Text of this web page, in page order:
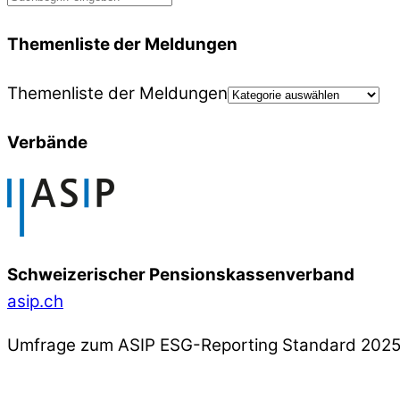
Themenliste der Meldungen
Themenliste der Meldungen
Verbände
Schweizerischer Pensionskassenverband
asip.ch
Umfrage zum ASIP ESG-Reporting Standard